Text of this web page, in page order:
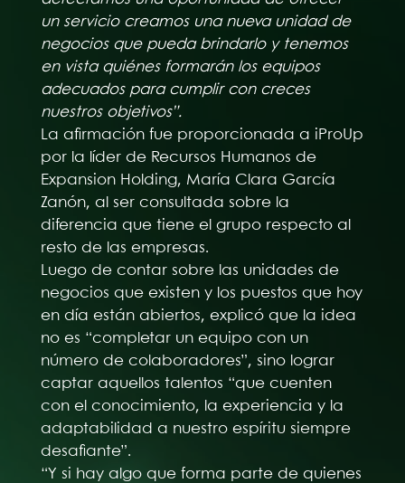
un servicio creamos una nueva unidad de
negocios que pueda brindarlo y tenemos
en vista quiénes formarán los equipos
adecuados para cumplir con creces
nuestros objetivos”.
La afirmación fue proporcionada a iProUp
por la líder de Recursos Humanos de
Expansion Holding, María Clara García
Zanón, al ser consultada sobre la
diferencia que tiene el grupo respecto al
resto de las empresas.
Luego de contar sobre las unidades de
negocios que existen y los puestos que hoy
en día están abiertos, explicó que la idea
no es “completar un equipo con un
número de colaboradores”, sino lograr
captar aquellos talentos “que cuenten
con el conocimiento, la experiencia y la
adaptabilidad a nuestro espíritu siempre
desafiante”.
“Y si hay algo que forma parte de quienes